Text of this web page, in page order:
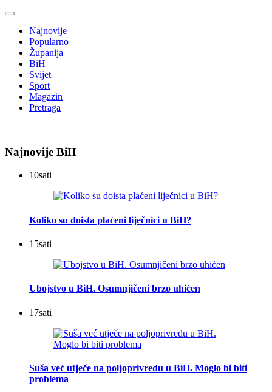
Najnovije
Popularno
Županija
BiH
Svijet
Sport
Magazin
Pretraga
Najnovije BiH
10sati
Koliko su doista plaćeni liječnici u BiH?
15sati
Ubojstvo u BiH. Osumnjičeni brzo uhićen
17sati
Suša već utječe na poljoprivredu u BiH. Moglo bi biti
problema